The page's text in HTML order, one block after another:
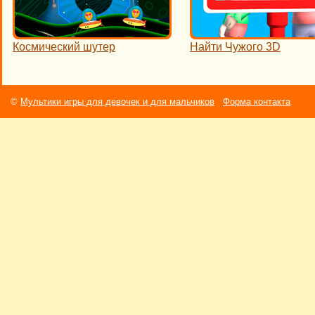
Космический шутер Найти Чужого 3D
© Мультики игры для девочек и для мальчиков Форма контакта